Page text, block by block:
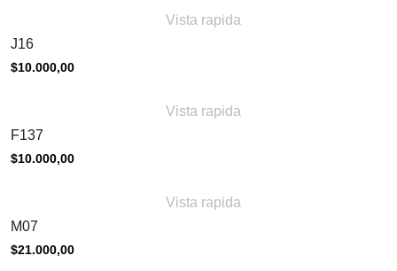
Vista rapida
J16
$10.000,00
Vista rapida
F137
$10.000,00
Vista rapida
M07
$21.000,00